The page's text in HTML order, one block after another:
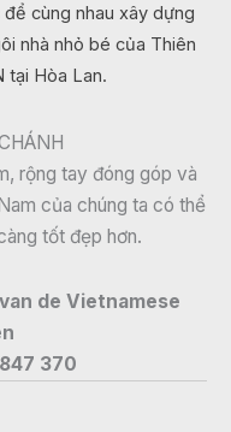
cùng nhau xây dựng
nhà nhỏ bé của Thiên
tại Hòa Lan.
rộng tay đóng góp và
của chúng ta có thể
tốt đẹp hơn.
de Vietnamese
847 370